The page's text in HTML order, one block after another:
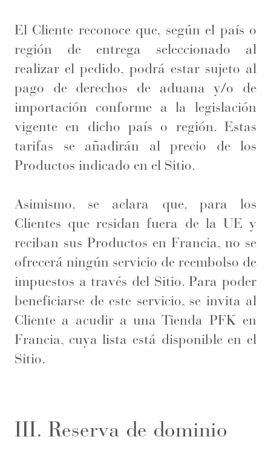
El Cliente reconoce que, según el país o
región de entrega seleccionado al
realizar el pedido, podrá estar sujeto al
pago de derechos de aduana y/o de
importación conforme a la legislación
vigente en dicho país o región. Estas
tarifas se añadirán al precio de los
Productos indicado en el Sitio.
Asimismo, se aclara que, para los
Clientes que residan fuera de la UE y
reciban sus Productos en Francia, no se
ofrecerá ningún servicio de reembolso de
impuestos a través del Sitio. Para poder
beneficiarse de este servicio, se invita al
Cliente a acudir a una Tienda PFK en
Francia, cuya lista está disponible en el
Sitio.
III. Reserva de dominio